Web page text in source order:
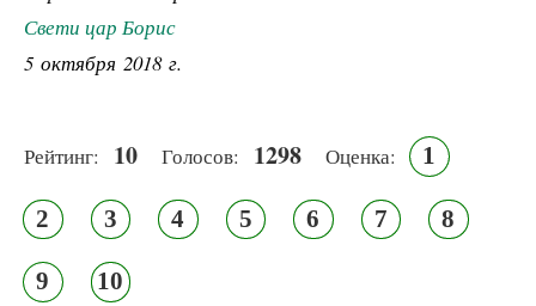
Свети цар Борис
5 октября 2018 г.
Рейтинг: 10 Голосов: 1298 Оценка: 1
2 3 4 5 6 7 8
9 10